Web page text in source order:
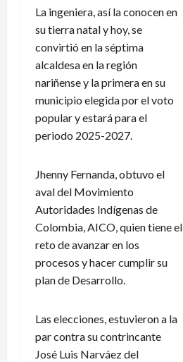
La ingeniera, así la conocen en
su tierra natal y hoy, se
convirtió en la séptima
alcaldesa en la región
nariñense y la primera en su
municipio elegida por el voto
popular y estará para el
periodo 2025-2027.
Jhenny Fernanda, obtuvo el
aval del Movimiento
Autoridades Indígenas de
Colombia, AICO, quien tiene el
reto de avanzar en los
procesos y hacer cumplir su
plan de Desarrollo.
Las elecciones, estuvieron a la
par contra su contrincante
José Luis Narváez del